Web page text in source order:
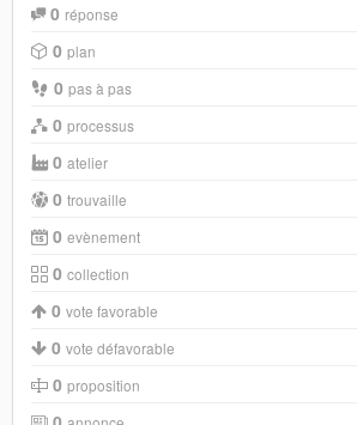
0 réponse
0 plan
0 pas à pas
0 processus
0 atelier
0 trouvaille
0 evènement
0 collection
0 vote favorable
0 vote défavorable
0 proposition